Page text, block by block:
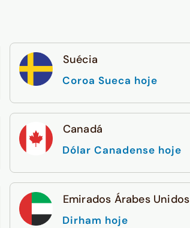
Suécia
Coroa Sueca hoje
Canadá
Dólar Canadense hoje
Emirados Árabes Unidos
Dirham hoje